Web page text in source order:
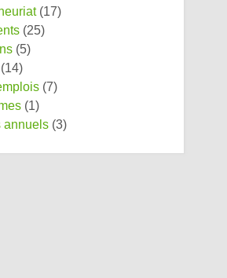
(17)
(25)
(5)
(14)
(7)
(1)
annuels (3)